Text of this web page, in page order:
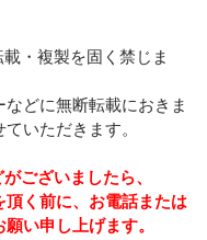
・複製を固く禁じま
どに無断転載におきま
いただきます。
ございましたら、
く前に、お電話または
い申し上げます。